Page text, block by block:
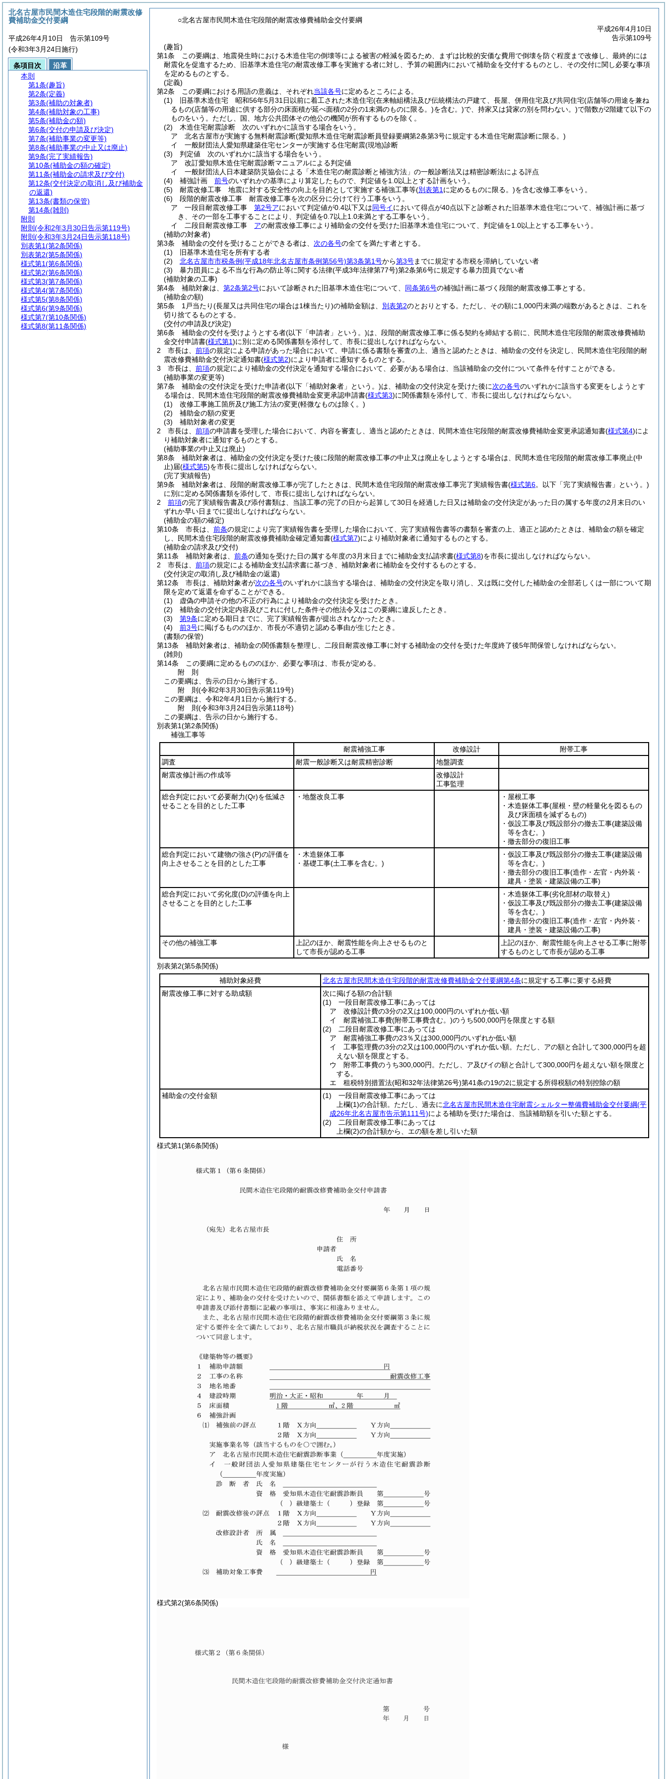
○北名古屋市民間木造住宅段階的耐震改修費補助金交付要綱
平成26年4月10日
告示第109号
(趣旨)
第1条
この要綱は、地震発生時における木造住宅の倒壊等による被害の軽減を図るため、まずは比較的安価な費用で倒壊を防ぐ程度まで改修し、最終的には
耐震化を促進するため、旧基準木造住宅の耐震改修工事を実施する者に対し、予算の範囲内において補助金を交付するものとし、その交付に関し必要な事項
を定めるものとする。
(定義)
第2条
この要綱における用語の意義は、それぞれ当該各号に定めるところによる。
(1)
旧基準木造住宅 昭和56年5月31日以前に着工された木造住宅(在来軸組構法及び伝統構法の戸建て、長屋、併用住宅及び共同住宅(店舗等の用途を兼ね
るもの(店舗等の用途に供する部分の床面積が延べ面積の2分の1未満のものに限る。)を含む。)で、持家又は貸家の別を問わない。)で階数が2階建て以下の
ものをいう。 ただし、国、地方公共団体その他公の機関が所有するものを除く。
(2)
木造住宅耐震診断 次のいずれかに該当する場合をいう。
ア
北名古屋市が実施する無料耐震診断(愛知県木造住宅耐震診断員登録要綱第2条第3号に規定する木造住宅耐震診断に限る。)
イ
一般財団法人愛知県建築住宅センターが実施する住宅耐震(現地)診断
(3)
判定値 次のいずれかに該当する場合をいう。
ア
改訂愛知県木造住宅耐震診断マニュアルによる判定値
イ
一般財団法人日本建築防災協会による「木造住宅の耐震診断と補強方法」の一般診断法又は精密診断法による評点
(4)
補強計画 前号のいずれかの基準により算定したもので、判定値を1.0以上とする計画をいう。
(5)
耐震改修工事 地震に対する安全性の向上を目的として実施する補強工事等(別表第1 に定めるものに限る。)を含む改修工事をいう。
(6)
段階的耐震改修工事 耐震改修工事を次の区分に分けて行う工事をいう。
ア
一段目耐震改修工事 第2号アにおいて判定値が0.4以下又は同号イにおいて得点が40点以下と診断された旧基準木造住宅について、補強計画に基づ
き、その一部を工事することにより、判定値を0.7以上1.0未満とする工事をいう。
イ
二段目耐震改修工事 アの耐震改修工事により補助金の交付を受けた旧基準木造住宅について、判定値を1.0以上とする工事をいう。
(補助の対象者)
第3条
補助金の交付を受けることができる者は、 次の各号の全てを満たす者とする。
(1)
旧基準木造住宅を所有する者
(2)
北名古屋市市税条例(平成18年北名古屋市条例第56号)第3条第1号から第3号までに規定する市税を滞納していない者
(3)
暴力団員による不当な行為の防止等に関する法律(平成3年法律第77号)第2条第6号に規定する暴力団員でない者
(補助対象の工事)
第4条
補助対象は、 第2条第2号において診断された旧基準木造住宅について、 同条第6号の補強計画に基づく段階的耐震改修工事とする。
(補助金の額)
第5条
1戸当たり(長屋又は共同住宅の場合は1棟当たり)の補助金額は、 別表第2のとおりとする。 ただし、その額に1,000円未満の端数があるときは、これを
切り捨てるものとする。
(交付の申請及び決定)
第6条
補助金の交付を受けようとする者(以下「申請者」という。)は、段階的耐震改修工事に係る契約を締結する前に、民間木造住宅段階的耐震改修費補助
金交付申請書(様式第1)に別に定める関係書類を添付して、市長に提出しなければならない。
2
市長は、 前項の規定による申請があった場合において、申請に係る書類を審査の上、適当と認めたときは、補助金の交付を決定し、民間木造住宅段階的耐
震改修費補助金交付決定通知書(様式第2)により申請者に通知するものとする。
3
市長は、 前項の規定により補助金の交付決定を通知する場合において、必要がある場合は、当該補助金の交付について条件を付すことができる。
(補助事業の変更等)
第7条
補助金の交付決定を受けた申請者(以下「補助対象者」という。)は、補助金の交付決定を受けた後に次の各号のいずれかに該当する変更をしようとす
る場合は、民間木造住宅段階的耐震改修費補助金変更承認申請書(様式第3)に関係書類を添付して、市長に提出しなければならない。
(1)
改修工事施工箇所及び施工方法の変更(軽微なものは除く。)
(2)
補助金の額の変更
(3)
補助対象者の変更
2
市長は、 前項の申請書を受理した場合において、内容を審査し、適当と認めたときは、民間木造住宅段階的耐震改修費補助金変更承認通知書(様式第4)によ
り補助対象者に通知するものとする。
(補助事業の中止又は廃止)
第8条
補助対象者は、補助金の交付決定を受けた後に段階的耐震改修工事の中止又は廃止をしようとする場合は、民間木造住宅段階的耐震改修工事廃止(中
止)届(様式第5)を市長に提出しなければならない。
(完了実績報告)
第9条
補助対象者は、段階的耐震改修工事が完了したときは、民間木造住宅段階的耐震改修工事完了実績報告書(様式第6。以下「完了実績報告書」という。)
に別に定める関係書類を添付して、市長に提出しなければならない。
2
前項の完了実績報告書及び添付書類は、当該工事の完了の日から起算して30日を経過した日又は補助金の交付決定があった日の属する年度の2月末日のい
ずれか早い日までに提出しなければならない。
(補助金の額の確定)
第10条
市長は、 前条の規定により完了実績報告書を受理した場合において、完了実績報告書等の書類を審査の上、適正と認めたときは、補助金の額を確定
し、民間木造住宅段階的耐震改修費補助金確定通知書(様式第7)により補助対象者に通知するものとする。
(補助金の請求及び交付)
第11条
補助対象者は、 前条の通知を受けた日の属する年度の3月末日までに補助金支払請求書(様式第8)を市長に提出しなければならない。
2
市長は、 前項の規定による補助金支払請求書に基づき、補助対象者に補助金を交付するものとする。
(交付決定の取消し及び補助金の返還)
第12条
市長は、補助対象者が次の各号のいずれかに該当する場合は、補助金の交付決定を取り消し、又は既に交付した補助金の全部若しくは一部について期
限を定めて返還を命ずることができる。
(1)
虚偽の申請その他の不正の行為により補助金の交付決定を受けたとき。
(2)
補助金の交付決定内容及びこれに付した条件その他法令又はこの要綱に違反したとき。
(3)
第9条に定める期日までに、完了実績報告書が提出されなかったとき。
(4)
前3号に掲げるもののほか、市長が不適切と認める事由が生じたとき。
(書類の保管)
第13条
補助対象者は、補助金の関係書類を整理し、二段目耐震改修工事に対する補助金の交付を受けた年度終了後5年間保管しなければならない。
(雑則)
第14条
この要綱に定めるもののほか、必要な事項は、市長が定める。
附 則
この要綱は、告示の日から施行する。
附 則(令和2年3月30日告示第119号)
この要綱は、令和2年4月1日から施行する。
附 則(令和3年3月24日告示第118号)
この要綱は、告示の日から施行する。
別表第1(第2条関係)
補強工事等
耐震補強工事
改修設計
附帯工事
調査
耐震一般診断又は耐震精密診断
地盤調査
耐震改修計画の作成等
改修設計
工事監理
総合判定において必要耐力(Qr)を低減さ
せることを目的とした工事
・地盤改良工事
・屋根工事
・木造躯体工事(屋根・壁の軽量化を図るもの
及び床面積を減ずるもの)
・仮設工事及び既設部分の撤去工事(建築設備
等を含む。)
・撤去部分の復旧工事
総合判定において建物の強さ(P)の評価を
向上させることを目的とした工事
・木造躯体工事
・基礎工事(土工事を含む。)
・仮設工事及び既設部分の撤去工事(建築設備
等を含む。)
・撤去部分の復旧工事(造作・左官・内外装・
建具・塗装・建築設備の工事)
総合判定において劣化度(D)の評価を向上
させることを目的とした工事
・木造躯体工事(劣化部材の取替え)
・仮設工事及び既設部分の撤去工事(建築設備
等を含む。)
・撤去部分の復旧工事(造作・左官・内外装・
建具・塗装・建築設備の工事)
その他の補強工事
上記のほか、耐震性能を向上させるものと
して市長が認める工事
上記のほか、耐震性能を向上させる工事に附帯
するものとして市長が認める工事
別表第2(第5条関係)
補助対象経費
北名古屋市民間木造住宅段階的耐震改修費補助金交付要綱第4条に規定する工事に要する経費
耐震改修工事に対する助成額
次に掲げる額の合計額
(1) 一段目耐震改修工事にあっては
ア 改修設計費の3分の2又は100,000円のいずれか低い額
イ 耐震補強工事費(附帯工事費含む。)のうち500,000円を限度とする額
(2) 二段目耐震改修工事にあっては
ア 耐震補強工事費の23％又は300,000円のいずれか低い額
イ 工事監理費の3分の2又は100,000円のいずれか低い額。ただし、アの額と合計して300,000円を超
えない額を限度とする。
ウ 附帯工事費のうち300,000円。ただし、ア及びイの額と合計して300,000円を超えない額を限度と
する。
エ 租税特別措置法(昭和32年法律第26号)第41条の19の2に規定する所得税額の特別控除の額
補助金の交付金額
(1) 一段目耐震改修工事にあっては
上欄(1)の合計額。ただし、過去に北名古屋市民間木造住宅耐震シェルター整備費補助金交付要綱(平
成26年北名古屋市告示第111号)による補助を受けた場合は、当該補助額を引いた額とする。
(2) 二段目耐震改修工事にあっては
上欄(2)の合計額から、エの額を差し引いた額
様式第1(第6条関係)
様式第2(第6条関係)
北名古屋市民間木造住宅段階的耐震改修
費補助金交付要綱
平成26年4月10日 告示第109号
(令和3年3月24日施行)
条項目次
沿革
本則
第1条(趣旨)
第2条(定義)
第3条(補助の対象者)
第4条(補助対象の工事)
第5条(補助金の額)
第6条(交付の申請及び決定)
第7条(補助事業の変更等)
第8条(補助事業の中止又は廃止)
第9条(完了実績報告)
第10条(補助金の額の確定)
第11条(補助金の請求及び交付)
第12条(交付決定の取消し及び補助金
の返還)
第13条(書類の保管)
第14条(雑則)
附則
附則 (令和2年3月30日告示第119号)
附則 (令和3年3月24日告示第118号)
別表第1(第2条関係)
別表第2(第5条関係)
様式第1(第6条関係)
様式第2(第6条関係)
様式第3(第7条関係)
様式第4(第7条関係)
様式第5(第8条関係)
様式第6(第9条関係)
様式第7(第10条関係)
様式第8(第11条関係)